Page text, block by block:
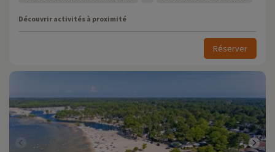
Découvrir activités à proximité
Réserver